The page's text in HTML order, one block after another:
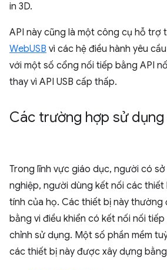
in 3D.
API này cũng là một công cụ hỗ trợ
WebUSB vì các hệ điều hành yêu
với một số cổng nối tiếp bằng API
thay vì API USB cấp thấp.
Các trường hợp sử
Trong lĩnh vực giáo dục, người có
nghiệp, người dùng kết nối các thiết
tính của họ. Các thiết bị này thường
bằng vi điều khiển có kết nối nối
chỉnh sử dụng. Một số phần mềm
các thiết bị này được xây dựng